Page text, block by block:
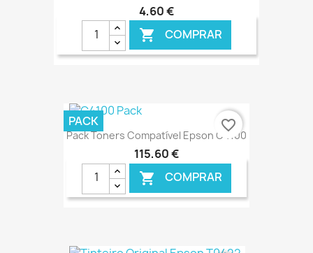
4,60 €
 COMPRAR
€ ONLINE
Pack Toners Compatível Epson C4100
115,60 €
 COMPRAR
PACK favorite_border